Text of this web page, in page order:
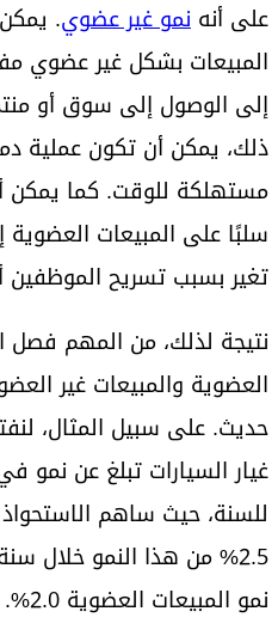
على أنه نمو غير عضوي.
المبيعات بشكل غير عضوي
إلى الوصول إلى سوق أو
ذلك، يمكن أن تكون عملية
مستهلكة للوقت. كما يمكن
سلبًا على المبيعات
تغير بسبب تسريح الموظفين
نتيجة لذلك، من المهم فصل
العضوية والمبيعات غير
حديث. على سبيل المثال،
للسنة، حيث ساهم
2.5% من هذا النمو خلال
نمو المبيعات العضوية 2.0%.